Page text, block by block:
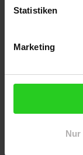
Statistiken
Marketing
Nur
: Die
Die Lieferung
Warnung:
Balkonkraftwerke
angemeldet